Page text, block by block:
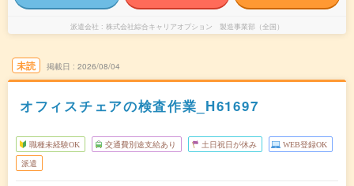
派遣会社 株式会社綜合キャリアオプション 製造事業部（全国）
未読 掲載日 2026/08/04
オフィスチェアの検査作業_H61697
職種未経験OK 交通費別途支給あり 土日祝日が休み WEB登録OK
派遣